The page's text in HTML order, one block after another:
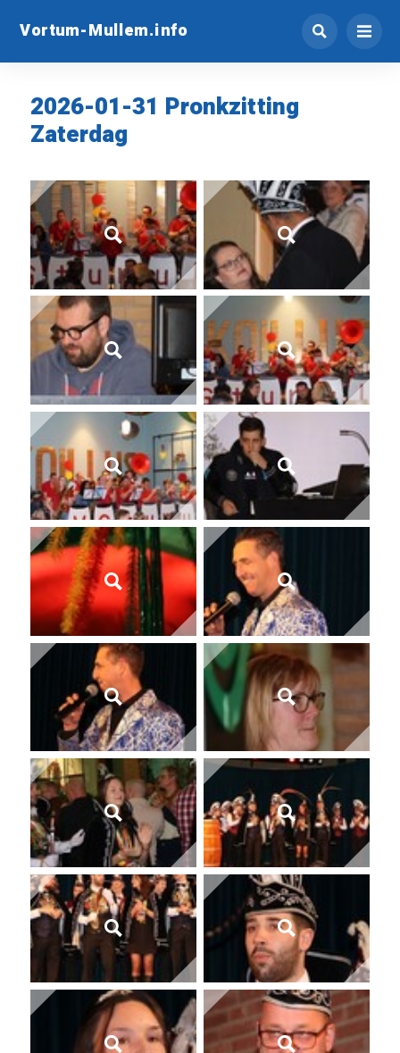
Vortum-Mullem.info
2026-01-31 Pronkzitting
Zaterdag